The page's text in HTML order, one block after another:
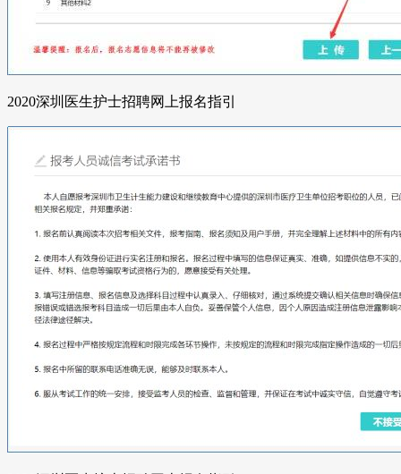
2020深圳医生护士招聘网上报名指引